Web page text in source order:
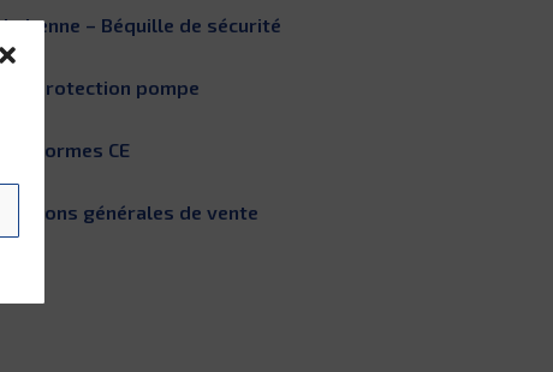
benne – Béquille de sécurité
de protection pompe
normes CE
générales de vente